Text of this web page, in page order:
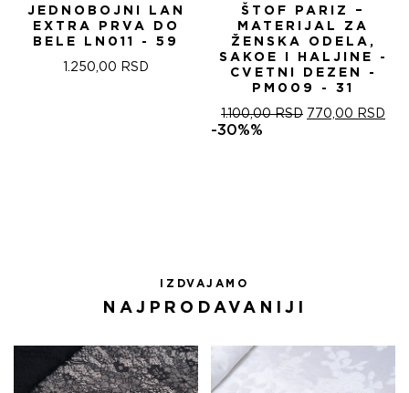
JEDNOBOJNI LAN
EXTRA PRVA DO
BELE LN011 - 59
1.250,00 RSD
ŠTOF PARIZ –
MATERIJAL ZA
ŽENSKA ODELA,
SAKOE I HALJINE -
CVETNI DEZEN -
PM009 - 31
1.100,00RSD ОРИГИНАЛНА
770,00 RSD
-30%%
IZDVAJAMO
NAJPRODAVANIJI